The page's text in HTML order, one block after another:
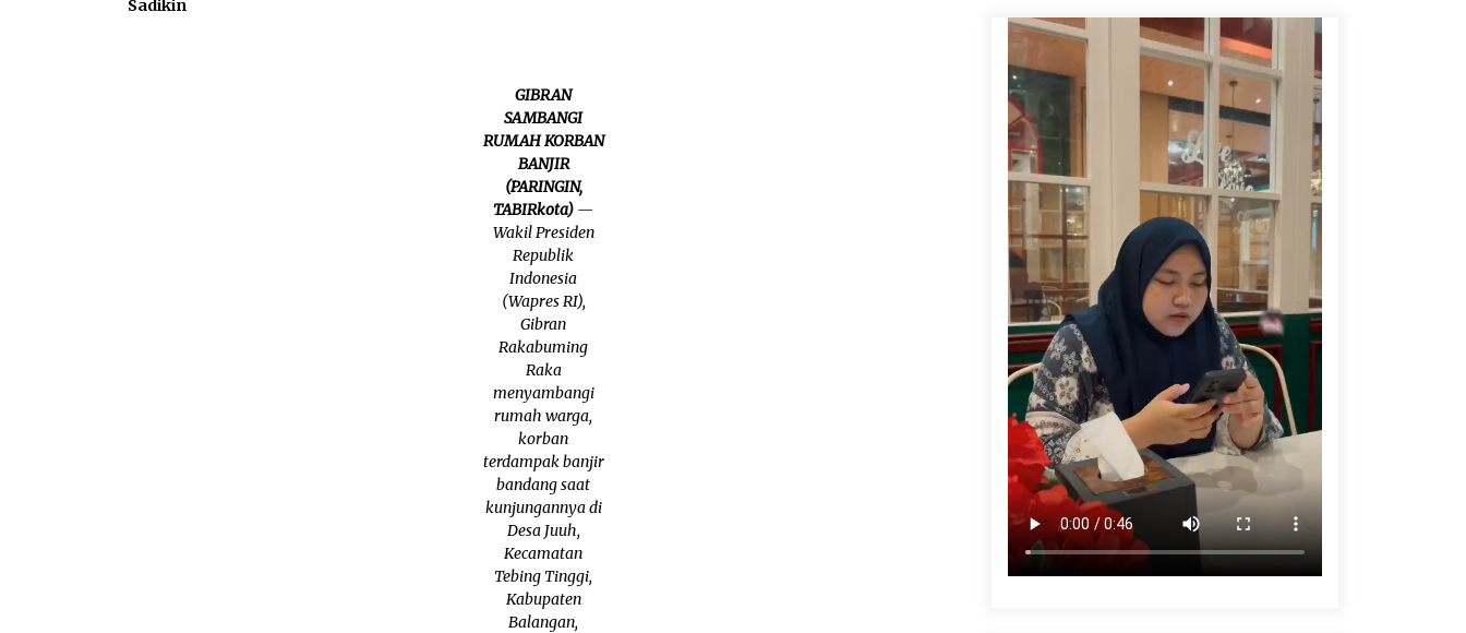
GIBRAN
SAMBANGI
RUMAH KORBAN
BANJIR
(PARINGIN,
TABIRkota) —
Wakil Presiden
Republik
Indonesia
(Wapres RI),
Gibran
Rakabuming
Raka
menyambangi
rumah warga,
korban
terdampak banjir
bandang saat
kunjungannya di
Desa Juuh,
Kecamatan
Tebing Tinggi,
Kabupaten
Balangan,